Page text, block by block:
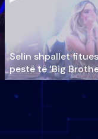
Selin shpallet
pestë të ‘Big